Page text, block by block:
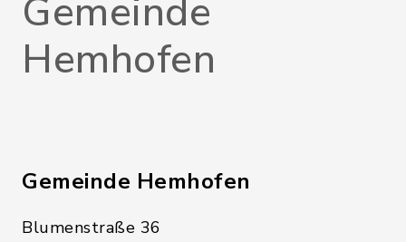
Gemeinde
Hemhofen
Gemeinde Hemhofen
Blumenstraße 36